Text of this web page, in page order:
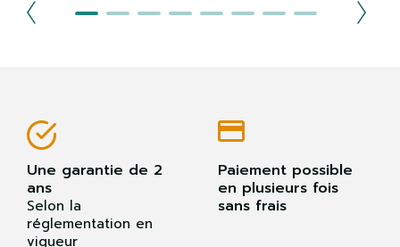
Une garantie de 2
ans
Selon la
réglementation en
vigueur
Paiement possible
en plusieurs fois
sans frais